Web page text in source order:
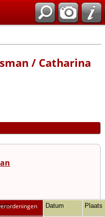
/ Catharina
Datum Plaats